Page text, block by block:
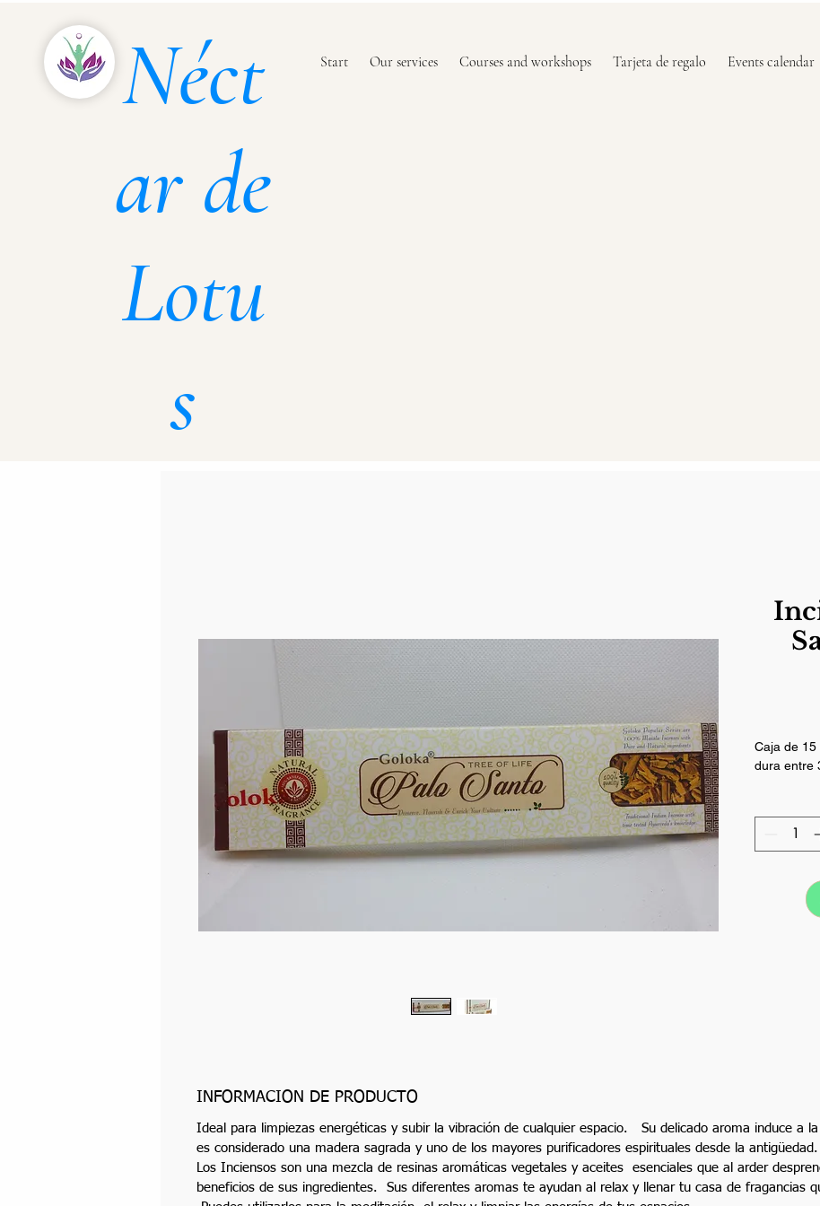
Néct
ar de
Lotu
s
Start Our services Courses and workshops Tarjeta de regalo Events calendar
Caja de 15
dura entre
INFORMACIÓN DE PRODUCTO
Ideal para limpiezas energéticas y subir la vibración de cualquier espacio. Su delicado aroma induce a
es considerado una madera sagrada y uno de los mayores purificadores espirituales desde la antigüedad.
Los Inciensos son una mezcla de resinas aromáticas vegetales y aceites esenciales que al arder
beneficios de sus ingredientes. Sus diferentes aromas te ayudan al relax y llenar tu casa de fragancias